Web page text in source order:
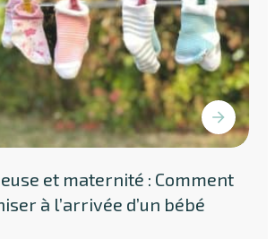
et maternité : Comment
à l’arrivée d’un bébé